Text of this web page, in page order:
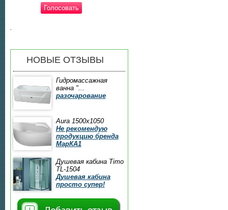
НОВЫЕ ОТЗЫВЫ
Гидромассажная
ванна "...
разочарование
Aura 1500x1050
Не рекомендую
продукцию бренда
МарКА1
Душевая кабина Timo
TL-1504
Душевая кабина
просто супер!